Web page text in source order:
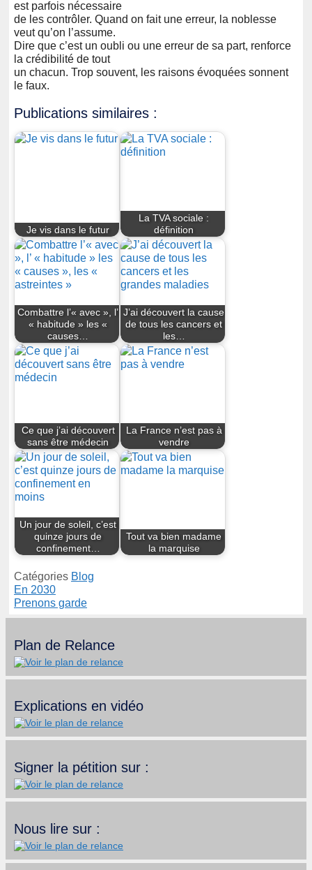
est parfois nécessaire
de les contrôler. Quand on fait une erreur, la noblesse
veut qu’on l’assume.
Dire que c’est un oubli ou une erreur de sa part, renforce
la crédibilité de tout
un chacun. Trop souvent, les raisons évoquées sonnent
le faux.
Publications similaires :
Je vis dans le futur
La TVA sociale :
définition
Combattre l’« avec », l’
« habitude » les «
causes…
J’ai découvert la cause
de tous les cancers et
les…
Ce que j’ai découvert
sans être médecin
La France n’est pas à
vendre
Un jour de soleil, c’est
quinze jours de
confinement…
Tout va bien madame
la marquise
Catégories Blog
En 2030
Prenons garde
Plan de Relance
Explications en vidéo
Signer la pétition sur :
Nous lire sur :